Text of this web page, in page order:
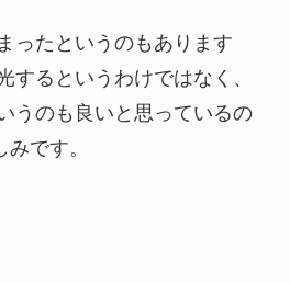
ったというのもあります
するというわけではなく、
うのも良いと思っているの
です。